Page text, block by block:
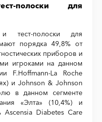
полоски для
тест-полоски для
порядка 49,8% от
приборов и
игроками на данном
F.Hoffmann-La Roche
и Johnson & Johnson
в данном сегменте
«Элта» (10,4%) и
Ascensia Diabetes Care